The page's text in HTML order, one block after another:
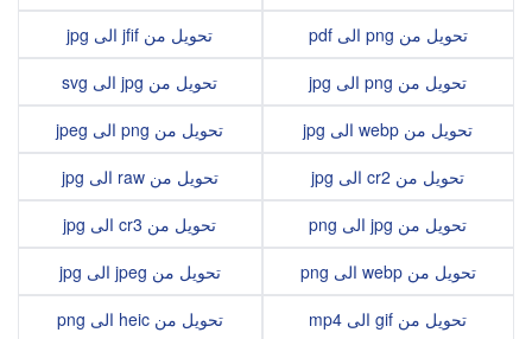
تحويل من png الى pdf
تحويل من png الى jpg
تحويل من webp الى jpg
تحويل من cr2 الى jpg
تحويل من jpg الى png
تحويل من webp الى png
تحويل من gif الى mp4
تحويل من jfif الى jpg
تحويل من jpg الى svg
تحويل من png الى jpeg
تحويل من raw الى jpg
تحويل من cr3 الى jpg
تحويل من jpeg الى jpg
تحويل من heic الى png